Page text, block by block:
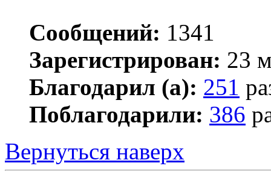
Сообщений: 1341
Зарегистрирован: 23
Благодарил (а): 251
Поблагодарили: 386
Вернуться наверх